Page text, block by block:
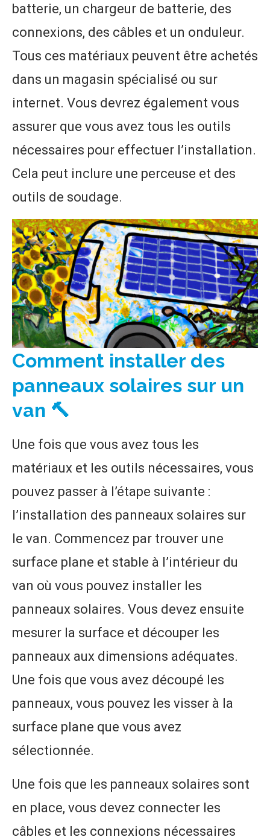
batterie, un chargeur de batterie, des
connexions, des câbles et un onduleur.
Tous ces matériaux peuvent être achetés
dans un magasin spécialisé ou sur
internet. Vous devrez également vous
assurer que vous avez tous les outils
nécessaires pour effectuer l’installation.
Cela peut inclure une perceuse et des
outils de soudage.
Comment installer des
panneaux solaires sur un
van 🔨
Une fois que vous avez tous les
matériaux et les outils nécessaires, vous
pouvez passer à l’étape suivante :
l’installation des panneaux solaires sur
le van. Commencez par trouver une
surface plane et stable à l’intérieur du
van où vous pouvez installer les
panneaux solaires. Vous devez ensuite
mesurer la surface et découper les
panneaux aux dimensions adéquates.
Une fois que vous avez découpé les
panneaux, vous pouvez les visser à la
surface plane que vous avez
sélectionnée.
Une fois que les panneaux solaires sont
en place, vous devez connecter les
câbles et les connexions nécessaires